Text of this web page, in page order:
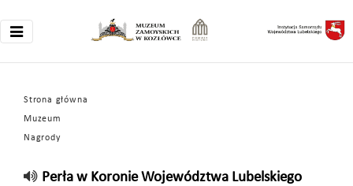
Strona główna
Muzeum
Nagrody
Perła w Koronie Województwa Lubelskiego